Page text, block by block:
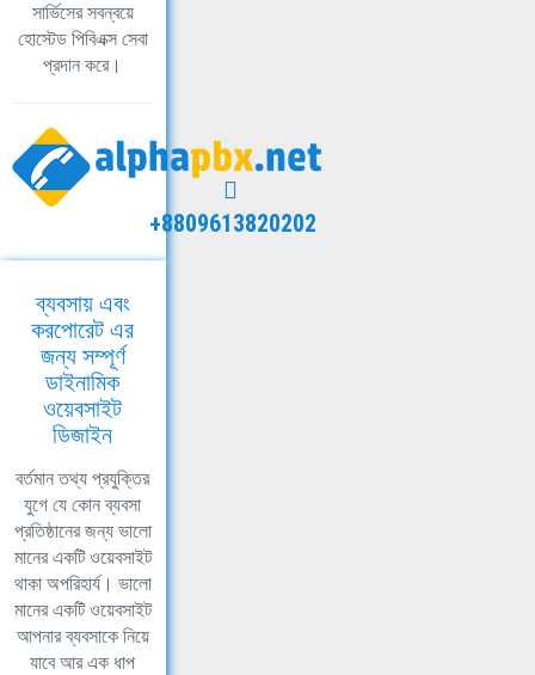
সার্ভিসের সবন্বয়ে
হোস্টেড পিবিএক্স সেবা
প্রদান করে।
+8809613820202
ব্যবসায় এবং
করপোরেট এর
জন্য সম্পূর্ণ
ডাইনামিক
ওয়েবসাইট
ডিজাইন
বর্তমান তথ্য প্রযুক্তির
যুগে যে কোন ব্যবসা
প্রতিষ্ঠানের জন্য ভালো
মানের একটি ওয়েবসাইট
থাকা অপরিহার্য। ভালো
মানের একটি ওয়েবসাইট
আপনার ব্যবসাকে নিয়ে
যাবে আর এক ধাপ